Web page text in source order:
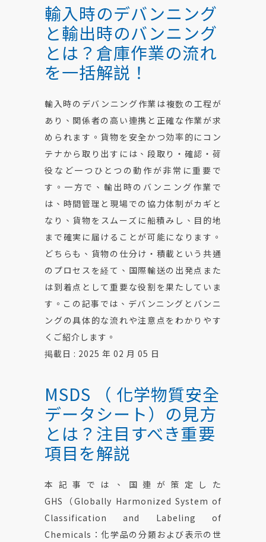
輸入時のデバンニング
と輸出時のバンニング
とは？倉庫作業の流れ
を一括解説！
輸入時のデバンニング作業は複数の工程が
あり、関係者の高い連携と正確な作業が求
められます。貨物を安全かつ効率的にコン
テナから取り出すには、段取り・確認・荷
役など一つひとつの動作が非常に重要で
す。一方で、輸出時のバンニング作業で
は、時間管理と現場での協力体制がカギと
なり、貨物をスムーズに船積みし、目的地
まで確実に届けることが可能になります。
どちらも、貨物の仕分け・積載という共通
のプロセスを経て、国際輸送の出発点また
は到着点として重要な役割を果たしていま
す。この記事では、デバンニングとバンニ
ングの具体的な流れや注意点をわかりやす
くご紹介します。
掲載日 : 2025 年 02 月 05 日
MSDS （ 化学物質安全
データシート） の見方
とは？注目すべき重要
項目を解説
本記事では、国連が策定した
GHS（Globally Harmonized System of
Classification and Labeling of
Chemicals：化学品の分類および表示の世